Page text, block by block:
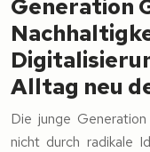
Generation
Alltag neu
Die junge
nicht durch radikale